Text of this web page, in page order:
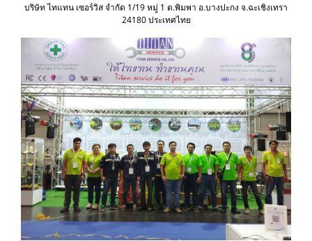
บริษัท ไทแทน เซอร์วิส จำกัด 1/19 หมู่ 1 ต.พิมพา อ.บางปะกง จ.ฉะเชิงเทรา
24180 ประเทศไทย